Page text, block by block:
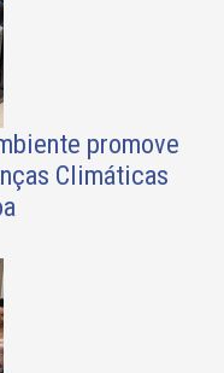
promove
Climáticas